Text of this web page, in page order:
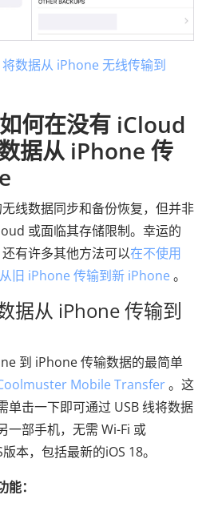
数据从 iPhone 无线传输到
何在没有 iCloud
据从 iPhone 传
线数据同步和备份恢复，但并非
或面临其存储限制。幸运的
有许多其他方法可以在不使用
旧 iPhone 传输到新 iPhone 。
据从 iPhone 传输到
到 iPhone 传输数据的最简单
Mobile Transfer。这
单击一下即可通过 USB 线将数据
一部手机，无需 Wi-Fi 或
本，包括最新的iOS 18。
：